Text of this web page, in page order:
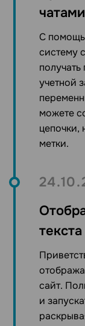
С
систему с
учетной
можете
цепочки,
метки.
сайт.
и